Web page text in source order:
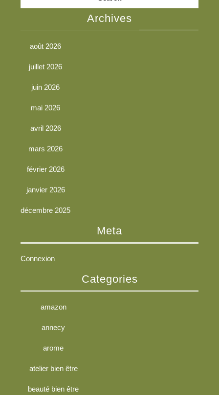
Archives
août 2026
juillet 2026
juin 2026
mai 2026
avril 2026
mars 2026
février 2026
janvier 2026
décembre 2025
Meta
Connexion
Categories
amazon
annecy
arome
atelier bien être
beauté bien être